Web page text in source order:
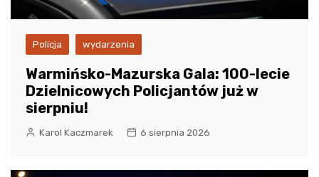
Policja wydarzenia
Warmińsko-Mazurska Gala: 100-lecie
Dzielnicowych Policjantów już w
sierpniu!
Karol Kaczmarek 6 sierpnia 2026